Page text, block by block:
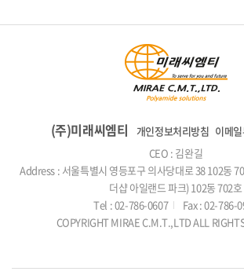
(주)미래씨엠티 개인정보처리방침 이메
CEO : 김완길
Address : 서울특별시 영등포구 의사당대로 38 102동
더샵 아일랜드 파크) 102동 702호
Tel : 02-786-0607
Fax : 02-786-
COPYRIGHT MIRAE C.M.T.,LTD ALL